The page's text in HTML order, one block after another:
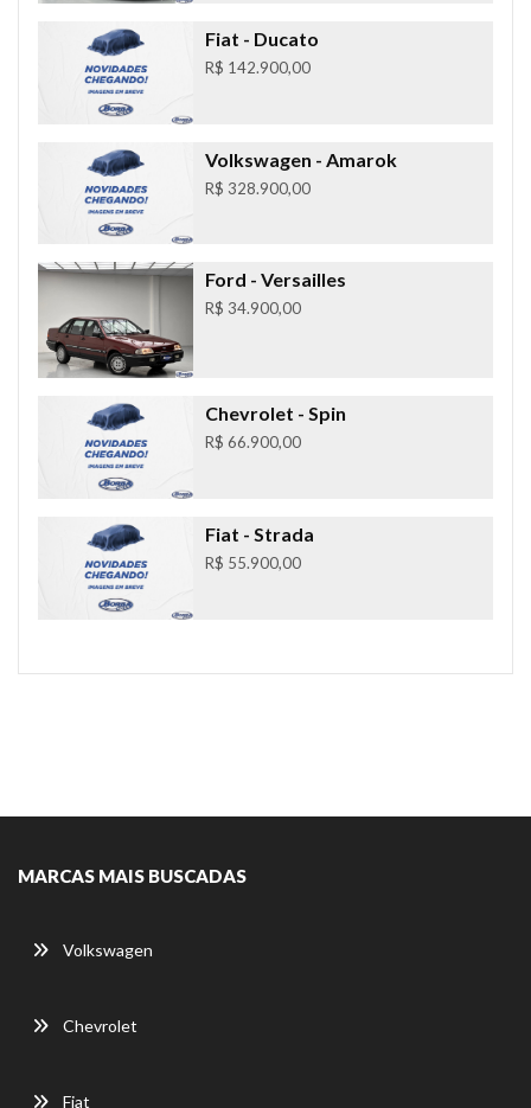
Fiat - Ducato
R$ 142.900,00
Volkswagen - Amarok
R$ 328.900,00
Ford - Versailles
R$ 34.900,00
Chevrolet - Spin
R$ 66.900,00
Fiat - Strada
R$ 55.900,00
MARCAS MAIS BUSCADAS
Volkswagen
Chevrolet
Fiat